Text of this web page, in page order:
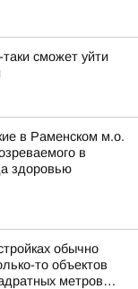
сможет уйти
в Раменском м.о.
в
здоровью
обычно
то объектов
метров…